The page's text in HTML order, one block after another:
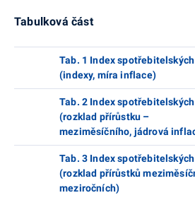
Tabulková část
Tab. 1 Index
(indexy, míra inflace)
Tab. 2 Index
(rozklad přírůstku –
meziměsíčního, jádrová
Tab. 3 Index
(rozklad přírůstků
meziročních)